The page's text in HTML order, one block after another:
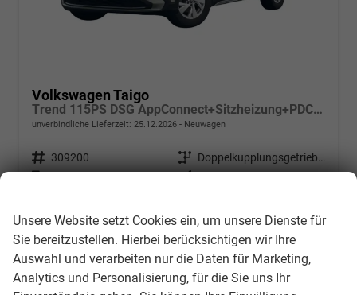
Volkswagen Taigo
Trend 115PS DSG AppConnect+Sitzheizung+PDC+Alu16+LED+DAB+FrontAssist
unverbindliche Lieferzeit: 25.12.2026 Neuwagen
Fahrzeugnr. 309200 Getriebe
Doppelkupplungsgetriebe (DSG)
24.552,– €
incl. 19% MwSt.
Verbrauch kombiniert:5,70 l/100km
CO2-Klasse: D
Unsere Website setzt Cookies ein, um unsere Dienste für
Sie bereitzustellen. Hierbei berücksichtigen wir Ihre
Auswahl und verarbeiten nur die Daten für Marketing,
Analytics und Personalisierung, für die Sie uns Ihr